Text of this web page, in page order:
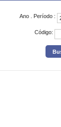
Ano Período :
Código: